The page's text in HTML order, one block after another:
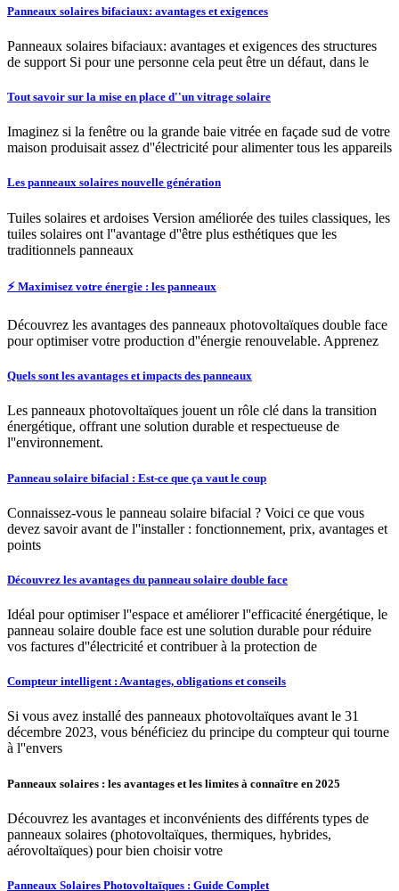
Panneaux solaires bifaciaux: avantages et exigences
Panneaux solaires bifaciaux: avantages et exigences des structures
de support Si pour une personne cela peut être un défaut, dans le
Tout savoir sur la mise en place d''un vitrage solaire
Imaginez si la fenêtre ou la grande baie vitrée en façade sud de votre
maison produisait assez d''électricité pour alimenter tous les appareils
Les panneaux solaires nouvelle génération
Tuiles solaires et ardoises Version améliorée des tuiles classiques, les
tuiles solaires ont l''avantage d''être plus esthétiques que les
traditionnels panneaux
⚡️ Maximisez votre énergie : les panneaux
Découvrez les avantages des panneaux photovoltaïques double face
pour optimiser votre production d''énergie renouvelable. Apprenez
Quels sont les avantages et impacts des panneaux
Les panneaux photovoltaïques jouent un rôle clé dans la transition
énergétique, offrant une solution durable et respectueuse de
l''environnement.
Panneau solaire bifacial : Est-ce que ça vaut le coup
Connaissez-vous le panneau solaire bifacial ? Voici ce que vous
devez savoir avant de l''installer : fonctionnement, prix, avantages et
points
Découvrez les avantages du panneau solaire double face
Idéal pour optimiser l''espace et améliorer l''efficacité énergétique, le
panneau solaire double face est une solution durable pour réduire
vos factures d''électricité et contribuer à la protection de
Compteur intelligent : Avantages, obligations et conseils
Si vous avez installé des panneaux photovoltaïques avant le 31
décembre 2023, vous bénéficiez du principe du compteur qui tourne
à l''envers
Panneaux solaires : les avantages et les limites à connaître en 2025
Découvrez les avantages et inconvénients des différents types de
panneaux solaires (photovoltaïques, thermiques, hybrides,
aérovoltaïques) pour bien choisir votre
Panneaux Solaires Photovoltaïques : Guide Complet